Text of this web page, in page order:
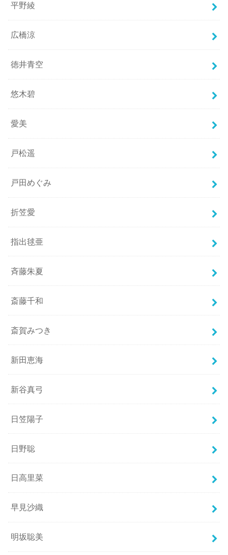
平野綾
広橋涼
徳井青空
悠木碧
愛美
戸松遥
戸田めぐみ
折笠愛
指出毬亜
斉藤朱夏
斎藤千和
斎賀みつき
新田恵海
新谷真弓
日笠陽子
日野聡
日高里菜
早見沙織
明坂聡美